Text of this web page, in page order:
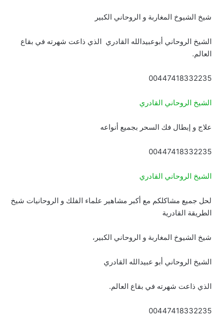
شيخ الشيوخ المغاربة و الروحاني الكبير
الشيخ الروحاني أبوعبيدالله القادري الذي ذاعت شهرته في بقاع
العالم.
00447418332235
الشيخ الروحاني القادري
علاج و إبطال فك السحر بجميع أنواعه
00447418332235
الشيخ الروحاني القادري
لحل جميع مشاكلكم مع أكبر مشاهير علماء الفلك و الروحانيات شيخ
الطريقة القادرية
شيخ الشيوخ المغاربة و الروحاني الكبير،
الشيخ الروحاني أبو عبيدالله القادري
الذي ذاعت شهرته في بقاع العالم.
00447418332235